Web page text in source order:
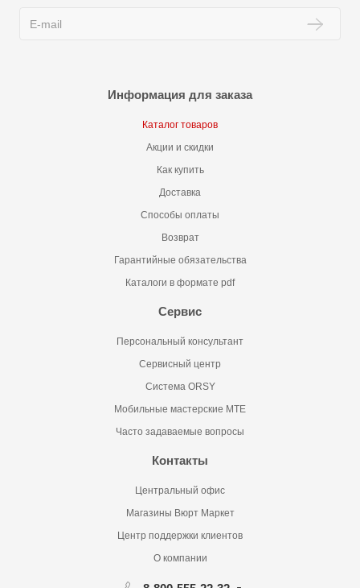
Информация для заказа
Каталог товаров
Акции и скидки
Как купить
Доставка
Способы оплаты
Возврат
Гарантийные обязательства
Каталоги в формате pdf
Сервис
Персональный консультант
Сервисный центр
Система ORSY
Мобильные мастерские MTE
Часто задаваемые вопросы
Контакты
Центральный офис
Магазины Вюрт Маркет
Центр поддержки клиентов
О компании